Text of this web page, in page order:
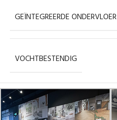
GEÏNTEGREERDE ONDERVLOER
VOCHTBESTENDIG